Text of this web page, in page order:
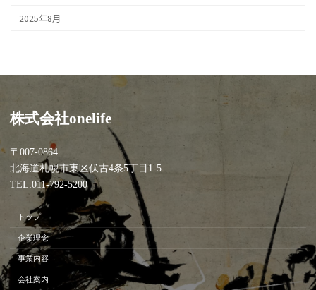
2025年8月
株式会社onelife
〒007-0864
北海道札幌市東区伏古4条5丁目1-5
TEL:011-792-5200
トップ
企業理念
事業内容
会社案内